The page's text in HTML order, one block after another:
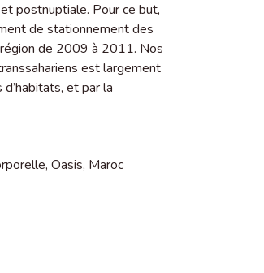
postnuptiale. Pour ce but,
de stationnement des
de 2009 à 2011. Nos
est largement
et par la
, Oasis, Maroc